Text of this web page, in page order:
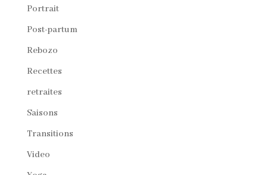
Portrait
Post-partum
Rebozo
Recettes
retraites
Saisons
Transitions
Video